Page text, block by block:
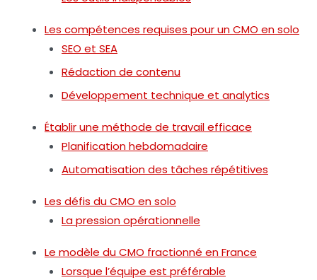
Les compétences requises pour un CMO en solo
SEO et SEA
Rédaction de contenu
Développement technique et analytics
Établir une méthode de travail efficace
Planification hebdomadaire
Automatisation des tâches répétitives
Les défis du CMO en solo
La pression opérationnelle
Le modèle du CMO fractionné en France
Lorsque l’équipe est préférable